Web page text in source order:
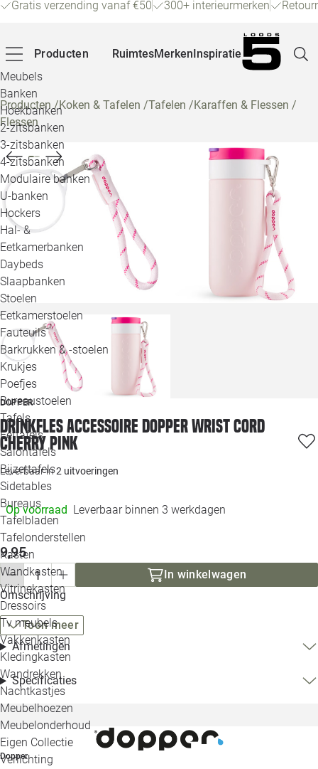
Gratis verzending vanaf €50 300+ interieurmerken
Producten
Meubels
Banken
Hoekbanken
2-zitsbanken
3-zitsbanken
4-zitsbanken
Modulaire banken
U-banken
Hockers
Hal- &
Eetkamerbanken
Daybeds
Slaapbanken
Stoelen
Eetkamerstoelen
Fauteuils
Barkrukken & -stoelen
Krukjes
Poefjes
Bureaustoelen
Tafels
Eettafels
Salontafels
Bijzettafels
Sidetables
Bureaus
Tafelbladen
Tafelonderstellen
Kasten
Wandkasten
Vitrinekasten
Dressoirs
Tv meubels
Vakkenkasten
Kledingkasten
Wandrekken
Nachtkastjes
Meubelhoezen
Meubelonderhoud
Eigen Collectie
Verlichting
RuimtesMerkenInspiratie
Producten/Koken & Tafelen /Tafelen /Karaffen & Flessen /
Flessen
DOPPER
Drinkfles accessoire Dopper wrist cord
cherry pink
Leverbaar in2 uitvoeringen
Op voorraad Leverbaar binnen 3 werkdagen
9,95
In winkelwagen
Omschrijving
Toon meer
Afmetingen
Specificaties
Dopper